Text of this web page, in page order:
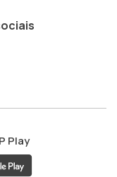
ao
Play